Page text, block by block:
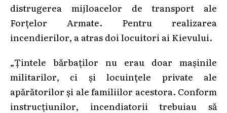
distrugerea mijloacelor de transport ale
Forțelor Armate. Pentru realizarea
incendierilor, a atras doi locuitori ai Kievului.
„Țintele bărbaților nu erau doar mașinile
militarilor, ci și locuințele private ale
apărătorilor și ale familiilor acestora. Conform
instrucțiunilor, incendiatorii trebuiau să